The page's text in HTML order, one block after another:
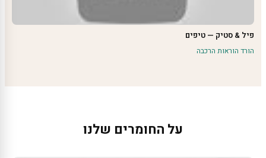
פיל & סטיק — טיפים
הורד הוראות הרכבה
על החומרים שלנו